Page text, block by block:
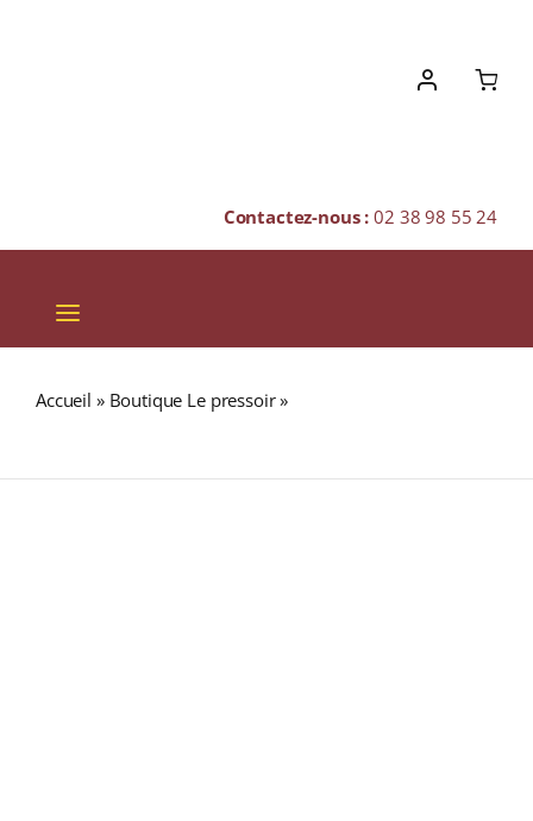
Contactez-nous :02 38 98 55 24
Toggle
Navigation
SPIRITUEUX
Accueil » Boutique Le pressoir»